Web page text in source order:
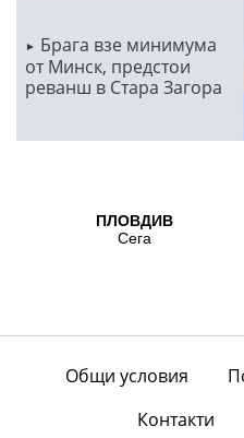
Брага взе минимума
от Минск, предстои
реванш в Стара Загора
Общи условия
Контакти